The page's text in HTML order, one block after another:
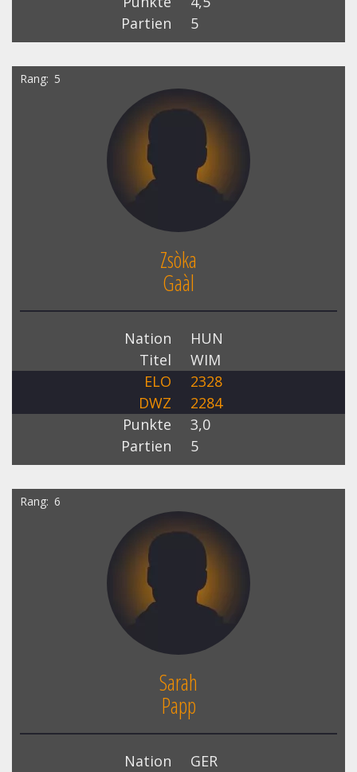
Partien
5
Rang 5
Zsòka
Gaàl
Nation
HUN
Titel
WIM
ELO
2328
DWZ
2284
Punkte
3,0
Partien
5
Rang 6
Sarah
Papp
Nation
GER